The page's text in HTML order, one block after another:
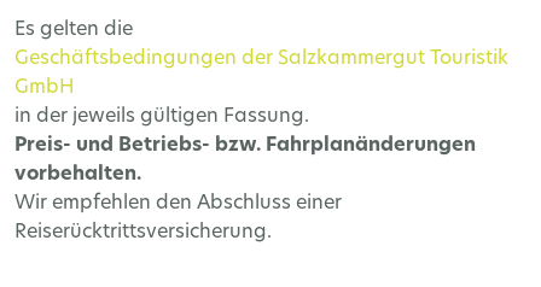
Es gelten die
Geschäftsbedingungen der Salzkammergut Touristik
GmbH
in der jeweils gültigen Fassung.
Preis- und Betriebs- bzw. Fahrplanänderungen
vorbehalten.
Wir empfehlen den Abschluss einer
Reiserücktrittsversicherung.